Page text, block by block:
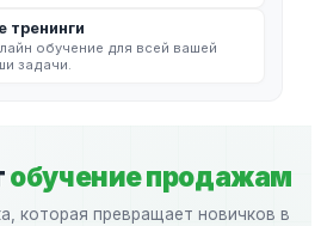
тренинги
обучение для всей вашей
задачи.
обучение продажам
которая превращает новичков в